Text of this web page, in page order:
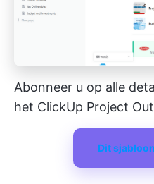
Abonneer u op alle
het ClickUp Project
Dit